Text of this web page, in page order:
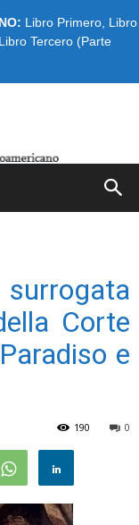
Libro Primero Libro
Libro Tercero (Parte
Corte
e
0
190